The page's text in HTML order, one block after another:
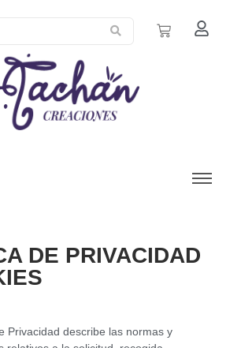
DE PRIVACIDAD
Privacidad describe las normas y